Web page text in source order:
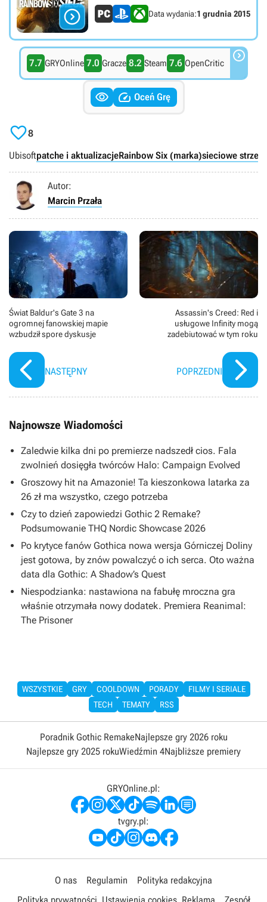
 Data wydania:1 grudnia 2015
7.7 GRYOnline 7.0 Gracze 8.2 Steam 7.6 OpenCritic 
  Oceń Grę
8
Ubisoftpatche i aktualizacjeRainbow Six (marka)sieciowe
Autor:
Marcin Przała
Świat Baldur's Gate 3 na
ogromnej fanowskiej mapie
wzbudził spore dyskusje
NASTĘPNY
Assassin's Creed: Red i
usługowe Infinity mogą
zadebiutować w tym roku
POPRZEDNI
Najnowsze Wiadomości
Zaledwie kilka dni po premierze nadszedł cios. Fala
zwolnień dosięgła twórców Halo: Campaign Evolved
Groszowy hit na Amazonie! Ta kieszonkowa latarka za
26 zł ma wszystko, czego potrzeba
Czy to dzień zapowiedzi Gothic 2 Remake?
Podsumowanie THQ Nordic Showcase 2026
Po krytyce fanów Gothica nowa wersja Górniczej Doliny
jest gotowa, by znów powalczyć o ich serca. Oto ważna
data dla Gothic: A Shadow’s Quest
Niespodzianka: nastawiona na fabułę mroczna gra
właśnie otrzymała nowy dodatek. Premiera Reanimal:
The Prisoner
WSZYSTKIE GRY COOLDOWN PORADY
FILMY I SERIALE
TECH
TEMATY RSS
Poradnik Gothic RemakeNajlepsze gry 2026 roku
Najlepsze gry 2025 rokuWiedźmin 4Najbliższe premiery
GRYOnline.pl:
tvgry.pl:
O nas Regulamin
Polityka redakcyjna
Polityka prywatności Ustawienia cookies Reklama Zespół